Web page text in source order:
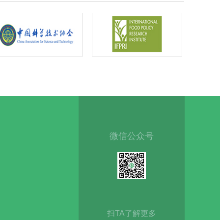
微信公众号
扫TA了解更多